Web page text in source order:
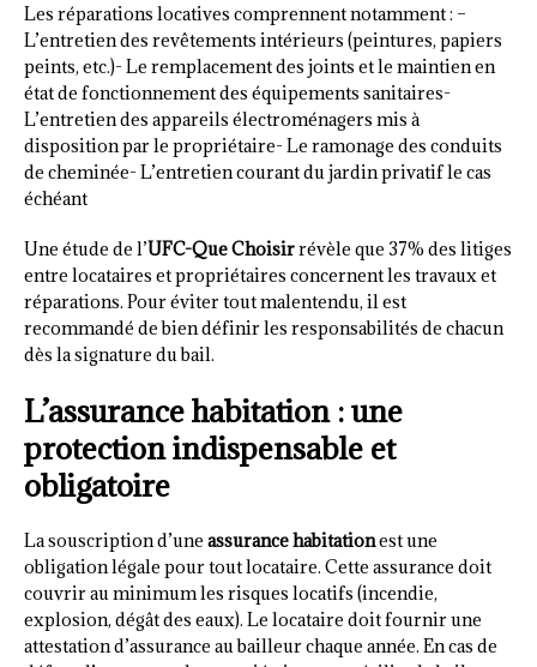
Les réparations locatives comprennent notamment : –
L’entretien des revêtements intérieurs (peintures, papiers
peints, etc.)- Le remplacement des joints et le maintien en
état de fonctionnement des équipements sanitaires-
L’entretien des appareils électroménagers mis à
disposition par le propriétaire- Le ramonage des conduits
de cheminée- L’entretien courant du jardin privatif le cas
échéant
Une étude de l’UFC-Que Choisirrévèle que 37% des litiges
entre locataires et propriétaires concernent les travaux et
réparations. Pour éviter tout malentendu, il est
recommandé de bien définir les responsabilités de chacun
dès la signature du bail.
L’assurance habitation : une
protection indispensable et
obligatoire
La souscription d’une assurance habitationest une
obligation légale pour tout locataire. Cette assurance doit
couvrir au minimum les risques locatifs (incendie,
explosion, dégât des eaux). Le locataire doit fournir une
attestation d’assurance au bailleur chaque année. En cas de